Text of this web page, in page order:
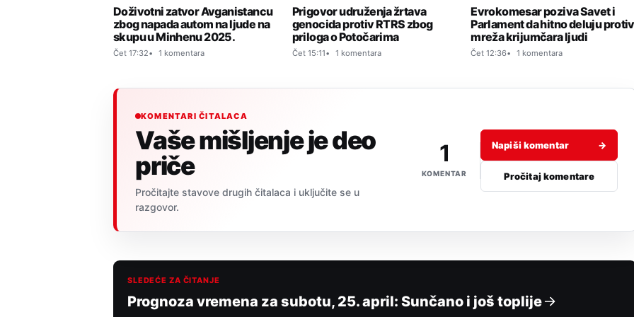
Doživotni zatvor Avganistancu
zbog napada autom na ljude na
skupu u Minhenu 2025.
Čet 17:32 1 komentara
Prigovor udruženja žrtava
genocida protiv RTRS zbog
priloga o Potočarima
Čet 15:11 1 komentara
Evrokomesar poziva Savet i
Parlament da hitno deluju protiv
mreža krijumčara ljudi
Čet 12:36 1 komentara
KOMENTARI ČITALACA
Vaše mišljenje je deo
priče
Pročitajte stavove drugih čitalaca i uključite se u
razgovor.
1
KOMENTAR
Napiši komentar →
Pročitaj komentare
SLEDEĆE ZA ČITANJE
Prognoza vremena za subotu, 25. april: Sunčano i još toplije